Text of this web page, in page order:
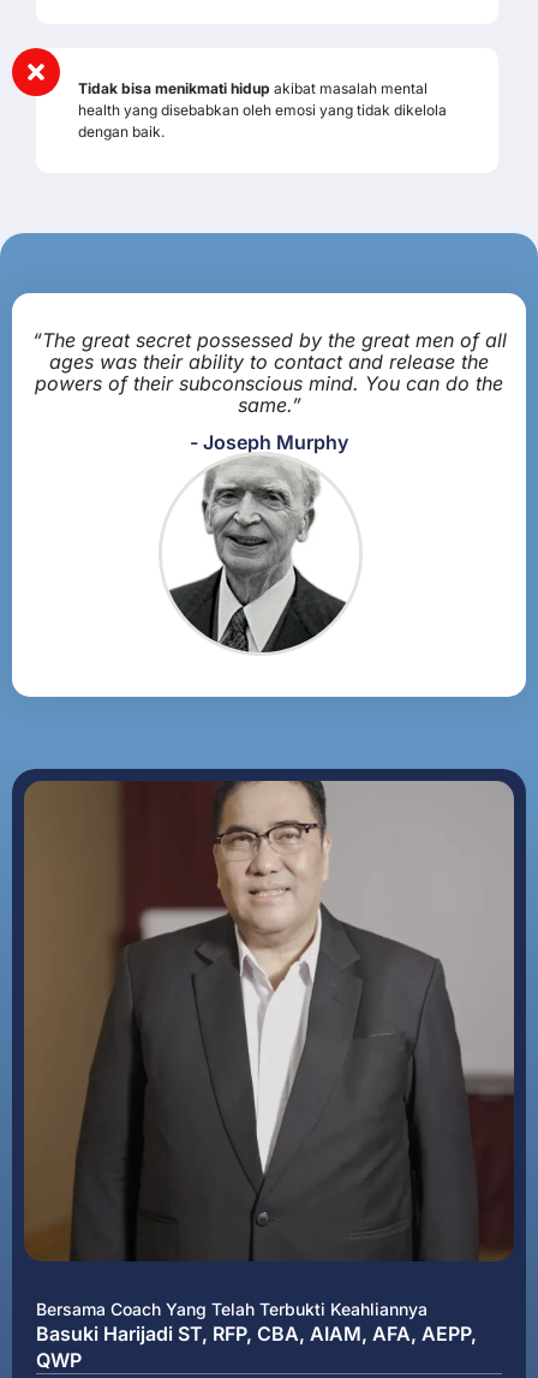
Tidak bisa menikmati hidup akibat masalah mental
health yang disebabkan oleh emosi yang tidak dikelola
dengan baik.
“The great secret possessed by the great men of all
ages was their ability to contact and release the
powers of their subconscious mind. You can do the
same.”
- Joseph Murphy
Bersama Coach Yang Telah Terbukti Keahliannya
Basuki Harijadi ST, RFP, CBA, AIAM, AFA, AEPP,
QWP